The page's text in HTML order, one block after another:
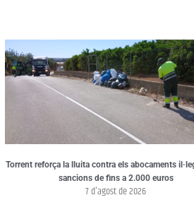
Torrent reforça la lluita contra els abocaments
sancions de fins a 2.000 euros
7 d'agost de 2026